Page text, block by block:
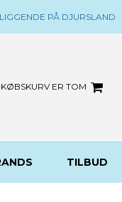
PÅ DJURSLAND
ER TOM
TILBUD